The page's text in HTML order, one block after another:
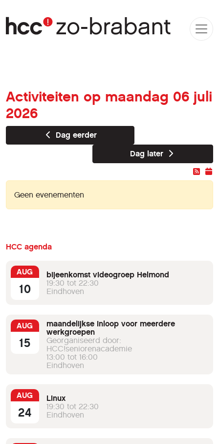
Activiteiten op maandag 06 juli
2026
Dag eerder
Dag later
Geen evenementen
HCC agenda
AUG
10
bijeenkomst videogroep Helmond
19:30 tot 22:30
Eindhoven
AUG
15
maandelijkse inloop voor meerdere
werkgroepen
Georganiseerd door:
HCC!seniorenacademie
13:00 tot 16:00
Eindhoven
AUG
24
Linux
19:30 tot 22:30
Eindhoven